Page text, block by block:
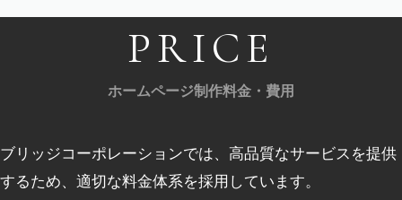
PRICE
ホームページ制作料金・費用
ブリッジコーポレーションでは、⾼品質なサービスを提供
するため、適切な料⾦体系を採⽤しています。